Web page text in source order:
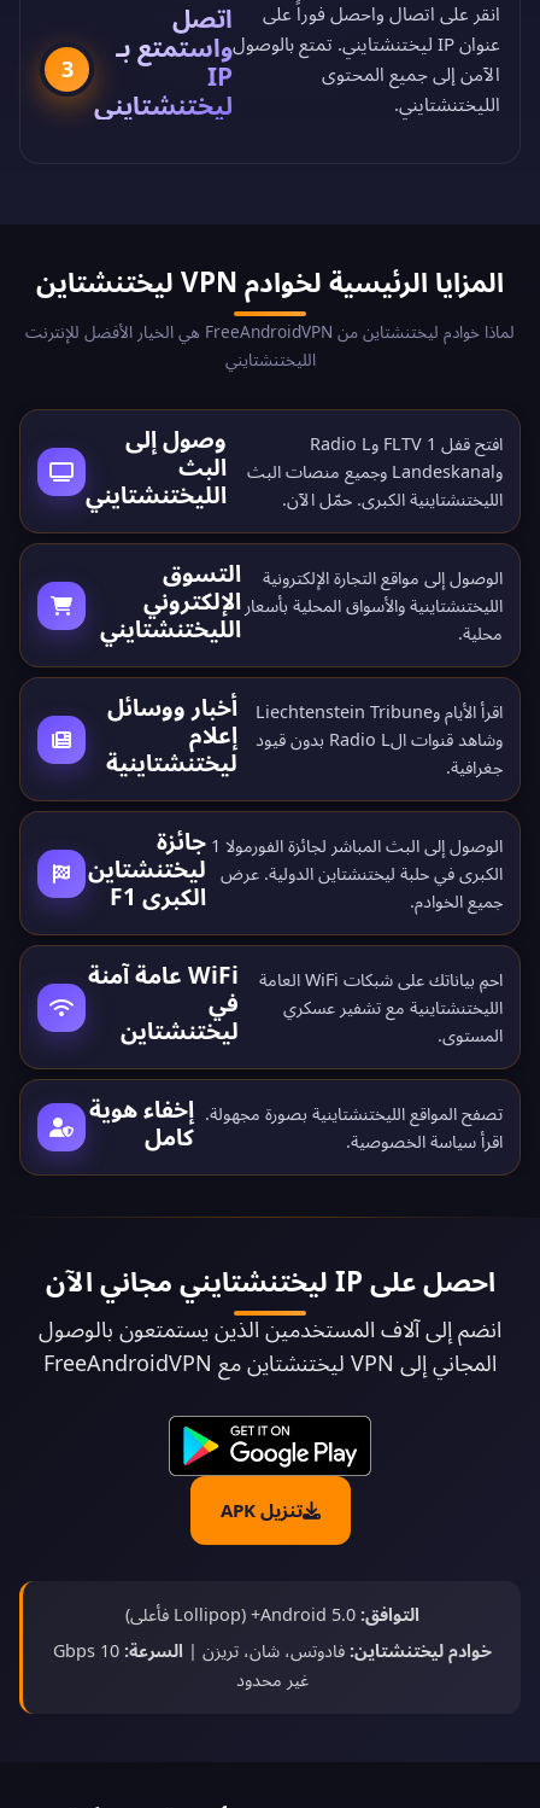
3
اتصل
واستمتع بـ
IP
ليختنشتايني
انقر على اتصال واحصل فوراً على
عنوان IP ليختنشتايني. تمتع بالوصول
الآمن إلى جميع المحتوى
الليختنشتايني.
المزايا الرئيسية لخوادم VPN ليختنشتاين
لماذا خوادم ليختنشتاين من FreeAndroidVPN هي الخيار الأفضل للإنترنت
الليختنشتايني
وصول إلى
البث
الليختنشتايني
افتح قفل 1 FLTV وRadio L
وLandeskanal وجميع منصات البث
الليختنشتاينية الكبرى. حمّل الآن.
التسوق
الإلكتروني
الليختنشتايني
الوصول إلى مواقع التجارة الإلكترونية
الليختنشتاينية والأسواق المحلية بأسعار
محلية.
أخبار ووسائل
إعلام
ليختنشتاينية
اقرأ الأيام وLiechtenstein Tribune
وشاهد قنوات الRadio L بدون قيود
جغرافية.
جائزة
ليختنشتاين
الكبرى F1
الوصول إلى البث المباشر لجائزة الفورمولا 1
الكبرى في حلبة ليختنشتاين الدولية. عرض
جميع الخوادم.
WiFi عامة آمنة
في
ليختنشتاين
احمِ بياناتك على شبكات WiFi العامة
الليختنشتاينية مع تشفير عسكري
المستوى.
إخفاء هوية
كامل
تصفح المواقع الليختنشتاينية بصورة مجهولة.
اقرأ سياسة الخصوصية.
احصل على IP ليختنشتايني مجاني الآن
انضم إلى آلاف المستخدمين الذين يستمتعون بالوصول
المجاني إلى VPN ليختنشتاين مع FreeAndroidVPN
تنزيل APK
التوافق: Android 5.0+ (Lollipop فأعلى)
خوادم ليختنشتاين: فادوتس، شان، تريزن |السرعة:
10 Gbps
غير محدود